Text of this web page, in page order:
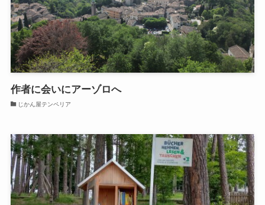
作者に会いにアーゾロへ
じかん屋テンペリア